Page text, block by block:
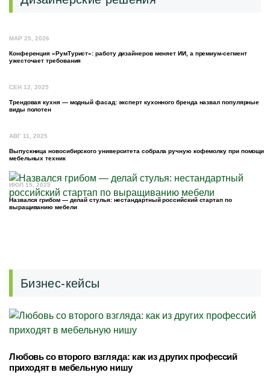
МАР 25, 2026
Конференция «РумТурист»: работу дизайнеров меняет ИИ, а премиум-сегмент
ужесточает требования
СЕН 12, 2025
Трендовая кухня — модный фасад: эксперт кухонного бренда назвал популярные
виды полотен
АВГ 11, 2025
Выпускница новосибирского университета собрала ручную кофемолку при помощи
мебельных техник
ИЮЛ 15, 2025
Назвался грибом — делай стулья: нестандартный российский стартап по
выращиванию мебели
Бизнес-кейсы
Любовь со второго взгляда: как из других профессий
приходят в мебельную нишу